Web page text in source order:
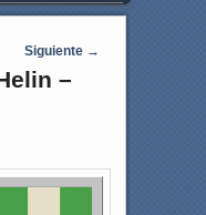
Siguiente →
–